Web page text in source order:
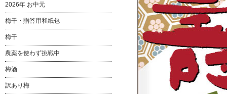
2026年 お中元
梅干・贈答用和紙包
梅干
農薬を使わず挑戦中
梅酒
訳あり梅